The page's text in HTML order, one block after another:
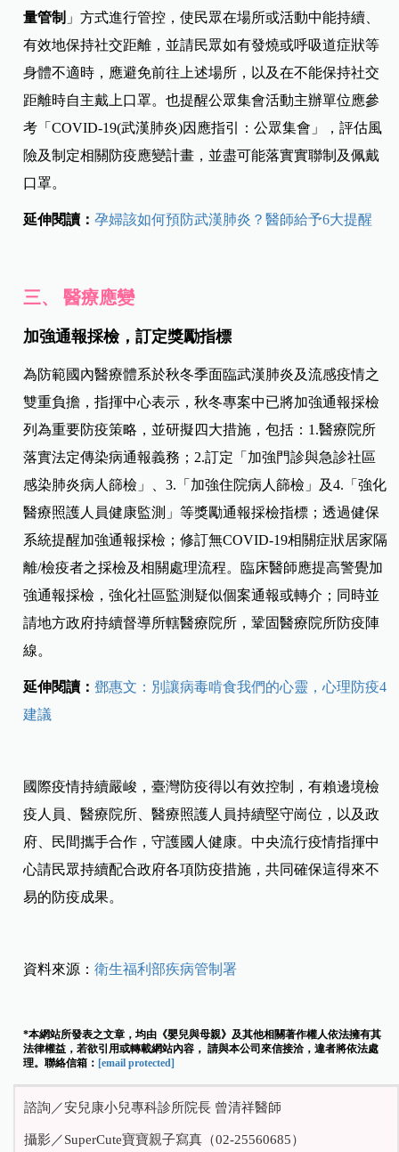
量管制 」方式進行管控，使民眾在場所或活動中能持續、
有效地保持社交距離，並請民眾如有發燒或呼吸道症狀等
身體不適時，應避免前往上述場所，以及在不能保持社交
距離時自主戴上口罩。也提醒公眾集會活動主辦單位應參
考「COVID-19(武漢肺炎)因應指引：公眾集會」，評估風
險及制定相關防疫應變計畫，並盡可能落實實聯制及佩戴
口罩。
延伸閱讀：孕婦該如何預防武漢肺炎？醫師給予6大提醒
三、 醫療應變
加強通報採檢，訂定獎勵指標
為防範國內醫療體系於秋冬季面臨武漢肺炎及流感疫情之
雙重負擔，指揮中心表示，秋冬專案中已將加強通報採檢
列為重要防疫策略，並研擬四大措施，包括： 1.醫療院所
落實法定傳染病通報義務；2.訂定「加強門診與急診社區
感染肺炎病人篩檢」、3.「加強住院病人篩檢」及4.「強化
醫療照護人員健康監測」等獎勵通報採檢指標；透過健保
系統提醒加強通報採檢；修訂無COVID-19相關症狀居家隔
離/檢疫者之採檢及相關處理流程。臨床醫師應提高警覺加
強通報採檢，強化社區監測疑似個案通報或轉介；同時並
請地方政府持續督導所轄醫療院所，鞏固醫療院所防疫陣
線。
延伸閱讀：鄧惠文：別讓病毒啃食我們的心靈，心理防疫4
建議
國際疫情持續嚴峻，臺灣防疫得以有效控制，有賴邊境檢
疫人員、醫療院所、醫療照護人員持續堅守崗位，以及政
府、民間攜手合作，守護國人健康。中央流行疫情指揮中
心請民眾持續配合政府各項防疫措施，共同確保這得來不
易的防疫成果。
資料來源：衛生福利部疾病管制署
*本網站所發表之文章，均由《嬰兒與母親》及其他相關著作權人依法擁有其
法律權益，若欲引用或轉載網站內容， 請與本公司來信接洽，違者將依法處
理。聯絡信箱： [email protected]
諮詢／安兒康小兒專科診所院長 曾清祥醫師
攝影／SuperCute寶寶親子寫真（02-25560685）